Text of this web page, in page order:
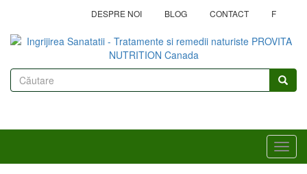
conţinutul
principal
DESPRE NOI BLOG CONTACT F
Formular
căutare